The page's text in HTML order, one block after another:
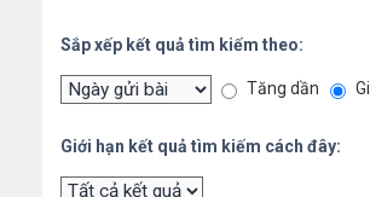
Sắp xếp kết quả tìm kiếm theo:
Tăng dần
Giới hạn kết quả tìm kiếm cách đây: